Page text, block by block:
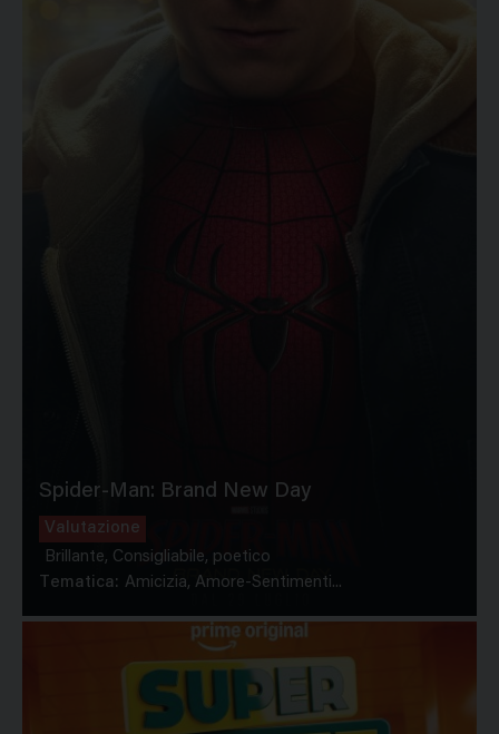
Spider-Man: Brand New Day
Valutazione
Brillante, Consigliabile, poetico
Tematica: Amicizia, Amore-Sentimenti...